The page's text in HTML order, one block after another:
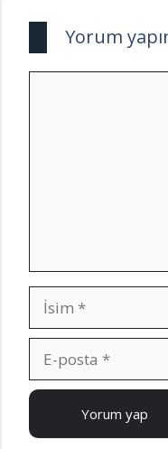
Yorum
İsim
posta
İnternet